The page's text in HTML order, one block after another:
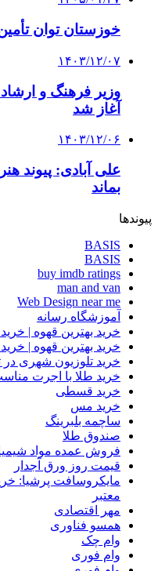
خوزستان توان تأمین گندم ۲۰ استان
۱۴۰۳/۱۲/۰۷
وزیر فرهنگ و
آغاز شد
۱۴۰۳/۱۲/۰۶
علی آبادی: پیوند
بماند
پیوندها
BASIS
BASIS
buy imdb ratings
man and van
Web Design near me
آموزشگاه رسانه
خرید بهترین قهوه |
خرید بهترین قهوه |
خرید تلوزیون شهری در
خرید طلا با اجرت
خرید قسطی
خرید مس
ساچمه بلبرینگ
صندوق طلا
فروش عمده مواد
قیمت روز ورق آجدار
مایکروسافت پرشیا:
معتبر
مهر اقتصادی
همسو فناوری
وام چک
وام فوری